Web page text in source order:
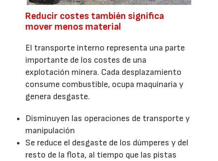
Reducir costes también significa
mover menos material
El transporte interno representa una parte
importante de los costes de una
explotación minera. Cada desplazamiento
consume combustible, ocupa maquinaria y
genera desgaste.
Disminuyen las operaciones de transporte y
manipulación
Se reduce el desgaste de los dúmperes y del
resto de la flota, al tiempo que las pistas